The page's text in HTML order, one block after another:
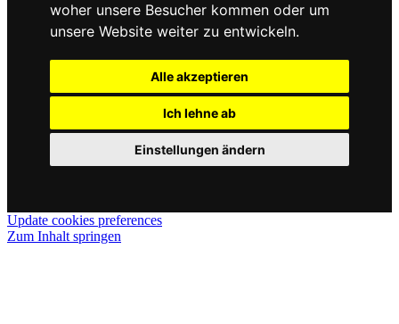
woher unsere Besucher kommen oder um
unsere Website weiter zu entwickeln.
Alle akzeptieren
Ich lehne ab
Einstellungen ändern
Update cookies preferences
Zum Inhalt springen